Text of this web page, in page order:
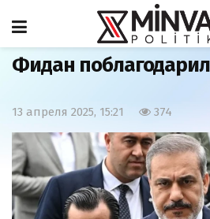
Главная Политика
Фидан
13 апреля 2025, 15:21 374